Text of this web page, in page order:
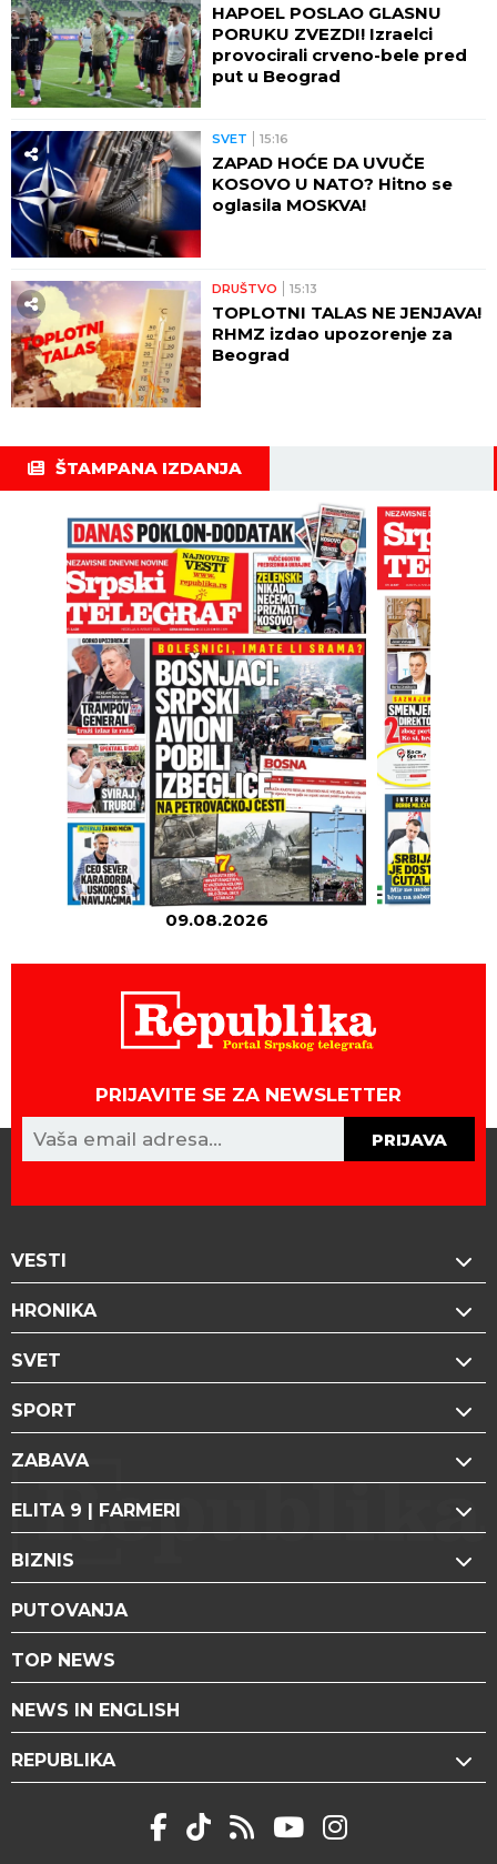
HAPOEL POSLAO GLASNU
PORUKU ZVEZDI! Izraelci
provocirali crveno-bele pred
put u Beograd
SVET 15:16
ZAPAD HOĆE DA UVUČE
KOSOVO U NATO? Hitno se
oglasila MOSKVA!
DRUŠTVO 15:13
TOPLOTNI TALAS NE JENJAVA!
RHMZ izdao upozorenje za
Beograd
ŠTAMPANA IZDANJA
09.08.2026
PRIJAVITE SE ZA NEWSLETTER
PRIJAVA
VESTI
HRONIKA
SVET
SPORT
ZABAVA
ELITA 9 | FARMERI
BIZNIS
PUTOVANJA
TOP NEWS
NEWS IN ENGLISH
REPUBLIKA